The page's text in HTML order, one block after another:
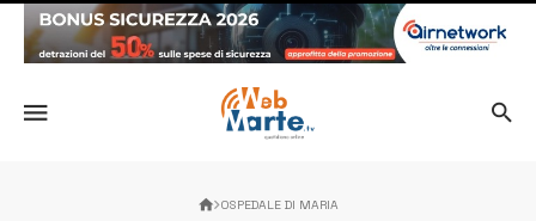
OSPEDALE DI MARIA